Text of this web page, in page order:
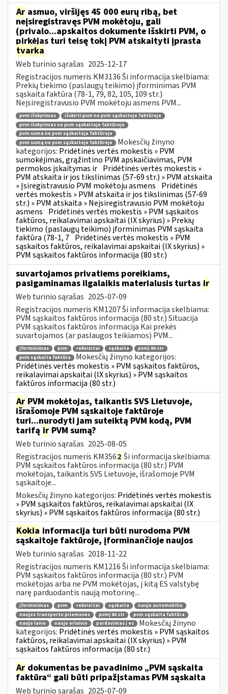
Ar asmuo, viršijęs 45 000 eurų ribą, bet
neįsiregistravęs PVM mokėtoju, gali
(privalo...apskaitos dokumente išskirti PVM, o
pirkėjas turi teisę tokį PVM atskaityti įprasta
tvarka
Web turinio sąrašas 2025-12-17
Registracijos numeris KM3136 Ši informacija skelbiama:
Prekių tiekimo (paslaugų teikimo) įforminimas PVM
sąskaita faktūra (78-1, 79, 82, 105, 109 str.)
Neįsiregistravusio PVM mokėtoju asmens PVM...
pvm išskyrimas
išskirti pvm ne pvm sąskaitoje faktūroje
pvm išskyrimas ne pvm sąskaitoje faktūroje
pvm suma ne pvm sąskaitoje faktūroje
pvm sumą ne pvm sąskaitoje faktūroje
Mokesčių žinyno
kategorijos: Pridėtinės vertės mokestis » PVM
sumokėjimas, grąžintino PVM apskaičiavimas, PVM
permokos įskaitymas ir Pridėtinės vertės mokestis »
PVM atskaita ir jos tikslinimas (57-69 str.) » PVM atskaita
» Įsiregistravusio PVM mokėtoju asmens Pridėtinės
vertės mokestis » PVM atskaita ir jos tikslinimas (57-69
str.) » PVM atskaita » Neįsiregistravusio PVM mokėtoju
asmens Pridėtinės vertės mokestis » PVM sąskaitos
faktūros, reikalavimai apskaitai (IX skyrius) » Prekių
tiekimo (paslaugų teikimo) įforminimas PVM sąskaita
faktūra (78-1, 7 Pridėtinės vertės mokestis » PVM
sąskaitos faktūros, reikalavimai apskaitai (IX skyrius) »
PVM sąskaitos faktūros informacija (80 str.)
suvartojamos privatiems poreikiams,
pasigaminamas ilgalaikis materialusis turtas ir
Web turinio sąrašas 2025-07-09
Registracijos numeris KM1207 Ši informacija skelbiama:
PVM sąskaitos faktūros informacija (80 str.) Situacija
PVM sąskaitos faktūros informacija Kai prekės
suvartojamos (ar paslaugos teikiamos) PVM...
įforminimas pvm rekvizitai sąskaita
pvmį 80 str
pvm sąskaita faktūra
Mokesčių žinyno kategorijos:
Pridėtinės vertės mokestis » PVM sąskaitos faktūros,
reikalavimai apskaitai (IX skyrius) » PVM sąskaitos
faktūros informacija (80 str.)
Ar PVM mokėtojas, taikantis SVS Lietuvoje,
išrašomoje PVM sąskaitoje faktūroje
turi...nurodyti jam suteiktą PVM kodą, PVM
tarifą ir PVM sumą?
Web turinio sąrašas 2025-08-05
Registracijos numeris KM3562 Ši informacija skelbiama:
PVM sąskaitos faktūros informacija (80 str.) PVM
mokėtojas, taikantis SVS Lietuvoje, išrašomoje PVM
sąskaitoje...
Mokesčių žinyno kategorijos: Pridėtinės vertės mokestis
» PVM sąskaitos faktūros, reikalavimai apskaitai (IX
skyrius) » PVM sąskaitos faktūros informacija (80 str.)
Kokia informacija turi būti nurodoma PVM
sąskaitoje faktūroje, įforminančioje naujos
Web turinio sąrašas 2018-11-22
Registracijos numeris KM1216 Ši informacija skelbiama:
PVM sąskaitos faktūros informacija (80 str.) PVM
mokėtojas arba ne PVM mokėtojas, į kitą ES valstybę
narę parduodantis naują motorinę...
įforminimas pvm rekvizitai sąskaita
naujo automobilio
naujos transporto priemonės
pvmį 80 str
pvm sąskaita faktūra
naujo laivo
naujo orlaivio pardavimas į es
Mokesčių žinyno
kategorijos: Pridėtinės vertės mokestis » PVM sąskaitos
faktūros, reikalavimai apskaitai (IX skyrius) » PVM
sąskaitos faktūros informacija (80 str.)
Ar dokumentas be pavadinimo „PVM sąskaita
faktūra“ gali būti pripažįstamas PVM sąskaita
Web turinio sąrašas 2025-07-09